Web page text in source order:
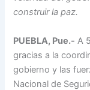
construir la paz.
PUEBLA, Pue.- A
gracias a la
gobierno y las
Nacional de